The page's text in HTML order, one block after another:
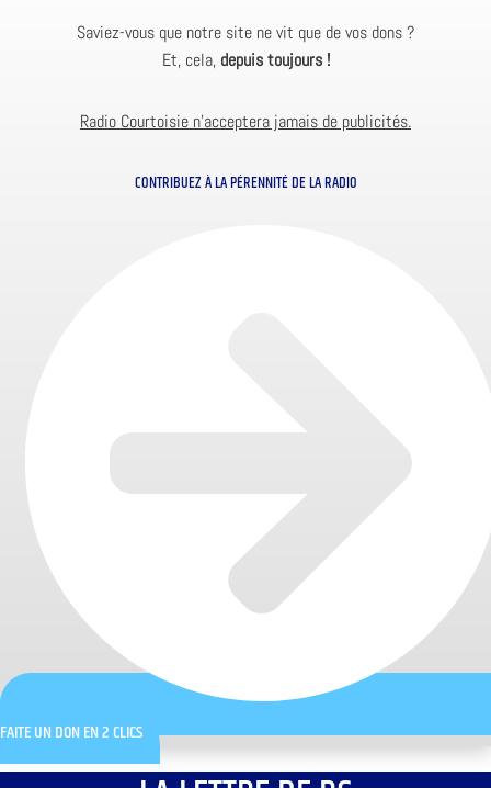
Saviez-vous que notre site ne vit que de vos dons ?
Et, cela, depuis toujours !
Radio Courtoisie n’acceptera jamais de publicités.
CONTRIBUEZ À LA PÉRENNITÉ DE LA RADIO
FAITE UN DON EN 2 CLICS